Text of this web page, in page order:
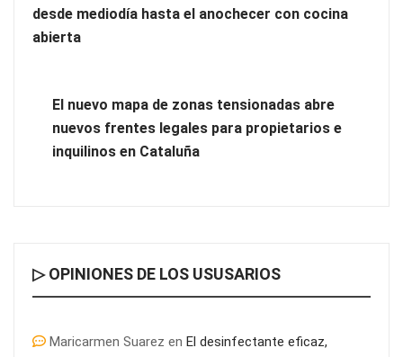
desde mediodía hasta el anochecer con cocina
abierta
El nuevo mapa de zonas tensionadas abre
nuevos frentes legales para propietarios e
inquilinos en Cataluña
▷ OPINIONES DE LOS USUSARIOS
Maricarmen Suarez en El desinfectante eficaz,